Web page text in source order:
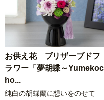
お供え花 プリザーブドフ
ラワー「夢胡蝶～Yumekoc
ho...
純白の胡蝶蘭に想いをのせて